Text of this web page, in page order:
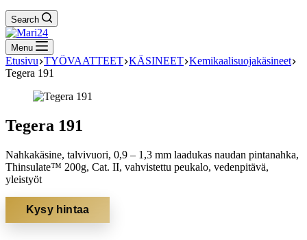
Search
Menu
Etusivu TYÖVAATTEET KÄSINEET Kemikaalisuojakäsineet
Tegera 191
Tegera 191
Nahkakäsine, talvivuori, 0,9 – 1,3 mm laadukas naudan pintanahka,
Thinsulate™ 200g, Cat. II, vahvistettu peukalo, vedenpitävä,
yleistyöt
Kysy hintaa